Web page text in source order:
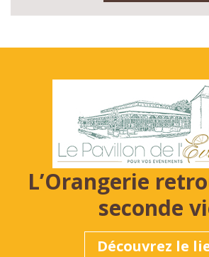
L’Orangerie
seconde
Découvrez le